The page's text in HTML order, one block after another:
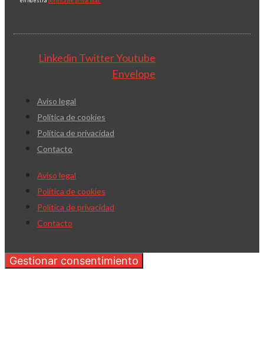
Linkedin TwitterYoutube
Envelope
Aviso legal
Política de cookies
Política de privacidad
Contacto
Aviso legal
Política de cookies
Política de privacidad
Contacto
Gestionar consentimiento